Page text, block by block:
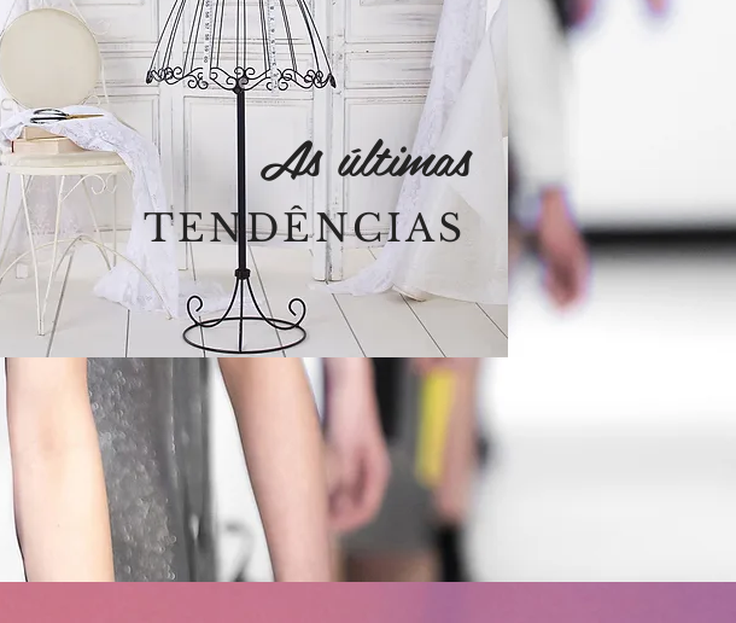
As últimas
TENDÊNCIAS